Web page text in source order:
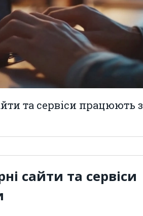
та сервіси працюють з
сайти та сервіси